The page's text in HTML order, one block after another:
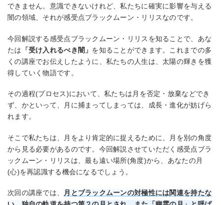
できません。意識できないけれど、私たちに確実に影響を与える
闇の領域、それが感受点ブラックムーン・リリスなのです。
今回解説する感受点ブラックムーン・リリスを知ることで、あな
たは 「受け入れるべき闇」 を知ることができます。これまでの多
くの講座でお伝えしたように、私たちの人生は、太陽の輝きを獲
得していく物語です。
その過程(プロセス)において、私たちは月を否定・放棄などでき
ず、かといって、月に捕まってしまっては、成長・進化が妨げら
れます。
そこで私たちは、月をより肯定的に捉えるために、月を別の角度
から見る必要があるのです。今回解説させていただく感受点ブラ
ックムーン・リリスは、最も遠い場所(角度)から、あなたの月
(心)を再認識する機会になるでしょう。
次回の講座では、
月とブラックムーンの対極性には関連を持たな